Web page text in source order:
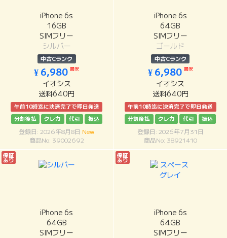
iPhone 6s
16GB
SIMフリー
シルバー
中古Cランク
¥ 6,980最安
イオシス
送料640円
午前10時迄に決済完了で即日発送
分割後払
クレカ 代引 振込
登録日: 2026年8月8日 New
商品No: 39002692
iPhone 6s
64GB
SIMフリー
ゴールド
中古Cランク
¥ 6,980 最安
イオシス
送料640円
午前10時迄に決済完了で即日発送
分割後払
クレカ 代引 振込
登録日: 2026年7月31日
商品No: 38921410
保証
あり
iPhone 6s
64GB
SIMフリー
保証
あり
iPhone 6s
64GB
SIMフリー